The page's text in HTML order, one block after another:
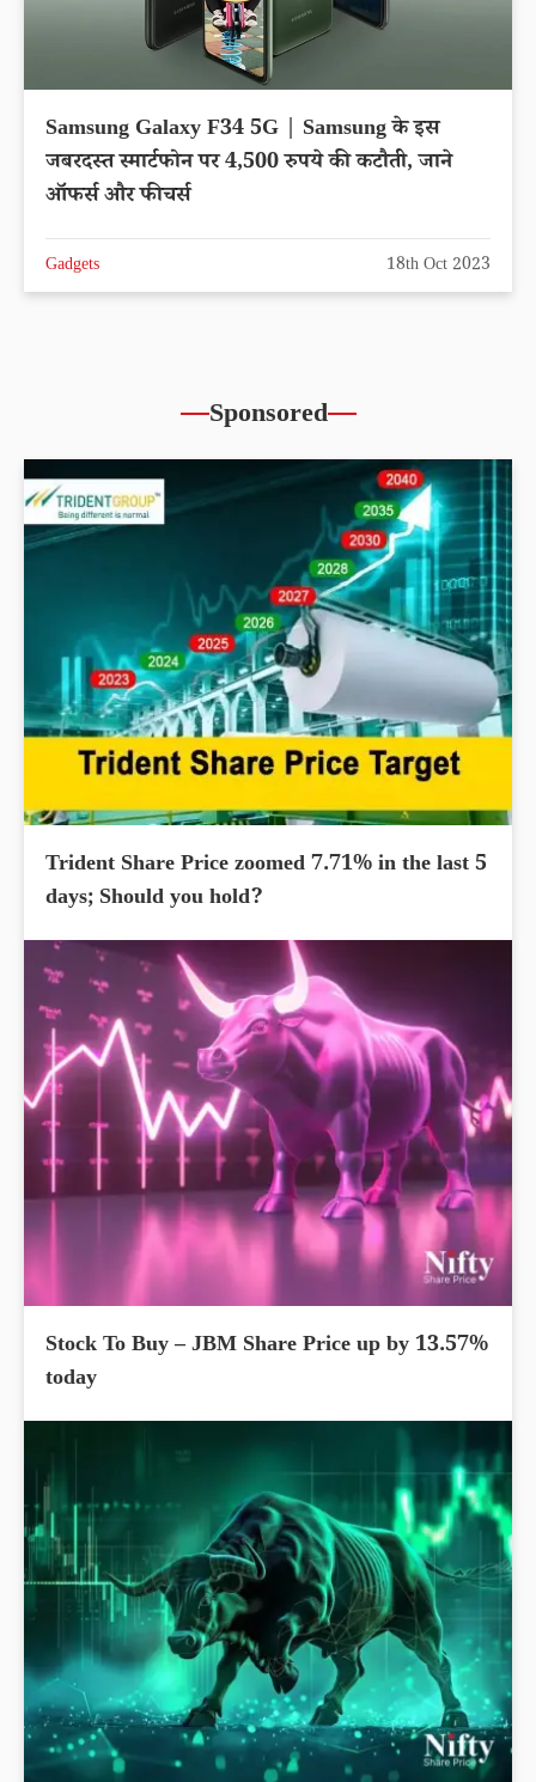
Samsung Galaxy F34 5G | Samsung के इस
जबरदस्त स्मार्टफोन पर 4,500 रुपये की कटौती, जाने
ऑफर्स और फीचर्स
Gadgets 18th Oct 2023
Sponsored
Trident Share Price zoomed 7.71% in the last 5
days; Should you hold?
Stock To Buy – JBM Share Price up by 13.57%
today